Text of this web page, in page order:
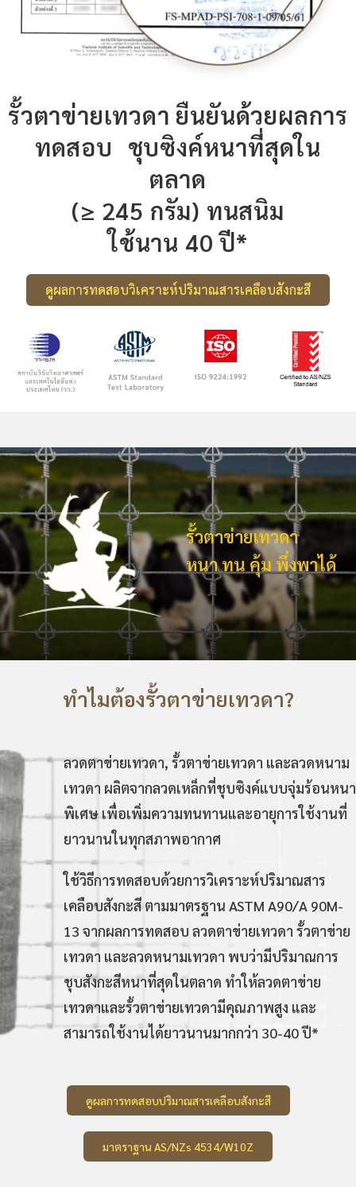
รั้วตาข่ายเทวดา ยืนยันด้วยผลการ
ทดสอบ ชุบซิงค์หนาที่สุดใน
ตลาด
(≥ 245 กรัม) ทนสนิม
ใช้นาน 40 ปี*
ดูผลการทดสอบวิเคราะห์ปริมาณสารเคลือบสังกะสี
รั้วตาข่ายเทวดา
หนา ทน คุ้ม พึ่งพาได้
ทำไมต้องรั้วตาข่ายเทวดา?
ลวดตาข่ายเทวดา, รั้วตาข่ายเทวดา และลวดหนาม
เทวดา ผลิตจากลวดเหล็กที่ชุบซิงค์แบบจุ่มร้อนหนา
พิเศษ เพื่อเพิ่มความทนทานและอายุการใช้งานที่
ยาวนานในทุกสภาพอากาศ
ใช้วิธีการทดสอบด้วยการวิเคราะห์ปริมาณสาร
เคลือบสังกะสี ตามมาตรฐาน ASTM A90/A 90M-
13 จากผลการทดสอบ ลวดตาข่ายเทวดา รั้วตาข่าย
เทวดา และลวดหนามเทวดา พบว่ามีปริมาณการ
ชุบสังกะสีหนาที่สุดในตลาด ทำให้ลวดตาข่าย
เทวดาและรั้วตาข่ายเทวดามีคุณภาพสูง และ
สามารถใช้งานได้ยาวนานมากกว่า 30-40 ปี*
ดูผลการทดสอบปริมาณสารเคลือบสังกะสี
มาตราฐาน AS/NZs 4534/W10Z